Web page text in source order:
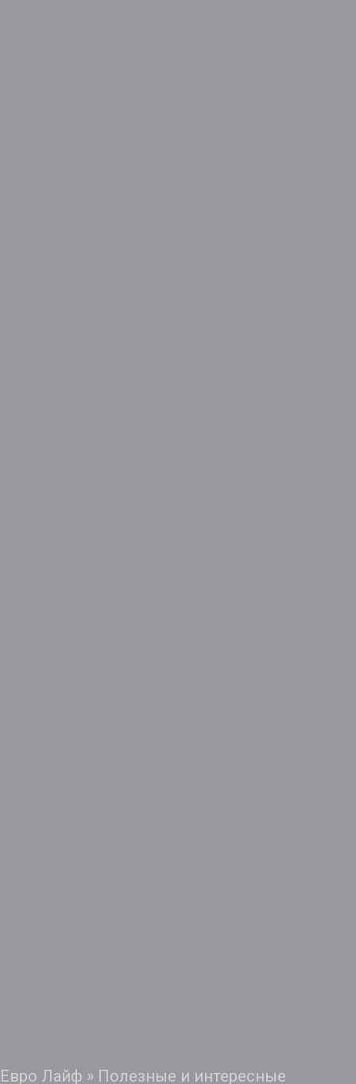
Евро Лайф » Полезные и интересные